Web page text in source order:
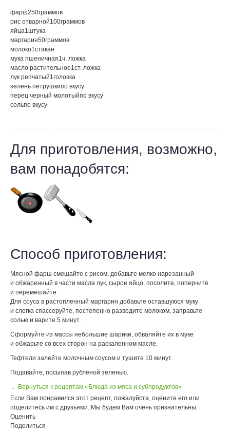
фарш250граммов
рис отварной100граммов
яйца1штука
маргарин50граммов
молоко1стакан
мука пшеничная1ч. ложка
масло растительное1ст. ложка
лук репчатый1головка
зелень петрушкипо вкусу
перец черный молотыйпо вкусу
сольпо вкусу
Для приготовления, возможно,
вам понадобятся:
Способ приготовления:
Мясной фарш смешайте с рисом, добавьте мелко нарезанный
и обжаренный в части масла лук, сырое яйцо, посолите, поперчите
и перемешайте.
Для соуса в растопленный маргарин добавьте оставшуюся муку
и слегка спассеруйте, постепенно разведите молоком, заправьте
солью и варите 5 минут.
Сформуйте из массы небольшие шарики, обваляйте их в муке
и обжарьте со всех сторон на раскаленном масле.
Тефтели залейте молочным соусом и тушите 10 минут.
Подавайте, посыпав рубленой зеленью.
← Вернуться к рецептам «Блюда из мяса и субпродуктов»
Если Вам понравился этот рецепт, пожалуйста, оцените его или
поделитесь им с друзьями. Мы будем Вам очень признательны.
Оценить
Поделиться